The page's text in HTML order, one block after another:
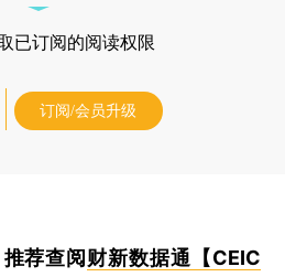
已订阅的阅读权限
订阅/会员升级
荐查阅财新数据通【CEIC